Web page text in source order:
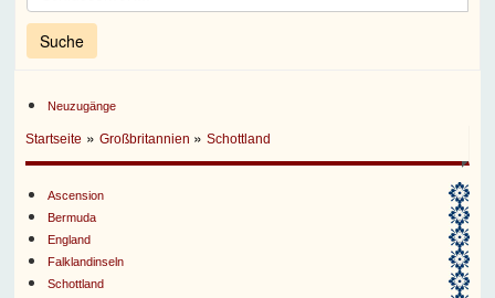
Neuzugänge
Startseite »Großbritannien »Schottland
Ascension
Bermuda
England
Falklandinseln
Schottland